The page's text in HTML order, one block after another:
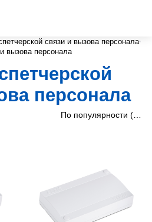
связи и вызова персонала
вызова персонала
персонала
По популярности